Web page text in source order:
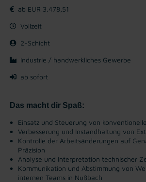
ab EUR 3.478,51
Vollzeit
2-Schicht
Industrie / handwerkliches Gewerbe
ab sofort
Das macht dir Spaß:
Einsatz und Steuerung von
Verbesserung und Instandhaltung von
Kontrolle der Arbeitsänderungen auf
Präzision
Analyse und Interpretation technischer
Kommunikation und Abstimmung von
internen Teams in Nußbach